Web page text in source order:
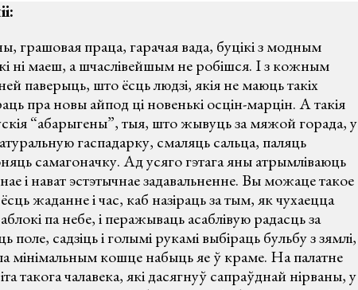
грашовая праца, гарачая вада, буцікі з модным
ні маеш, а шчаслівейшым не робішся. І з кожным
паверыць, што ёсць людзі, якія не маюць такіх
пра новы айпод ці новенькі осцін-марцін. А такія
“абарыгены”, тыя, што жывуць за мяжой горада, у
гаспадарку, смаляць сальца, паляць
самагоначку. Ад усяго гэтага яны атрымліваюць
і нават эстэтычнае задавальненне. Вы можаце такое
ёсць жаданне і час, каб назіраць за тым, як чухаецца
па небе, і перажываць асаблівую радасць за
поле, садзіць і голымі рукамі выбіраць бульбу з зямлі,
мінімальным кошце набыць яе ў краме. На палатне
такога чалавека, які дасягнуў сапраўднай нірваны, у